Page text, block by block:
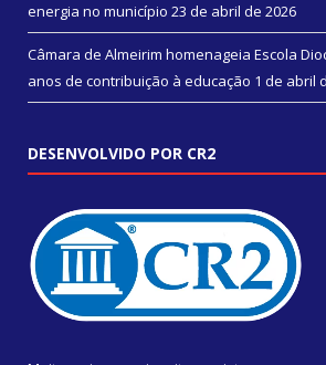
energia no município 23 de abril de 2026
Câmara de Almeirim homenageia Escola
anos de contribuição à educação 1 de abril
DESENVOLVIDO POR CR2